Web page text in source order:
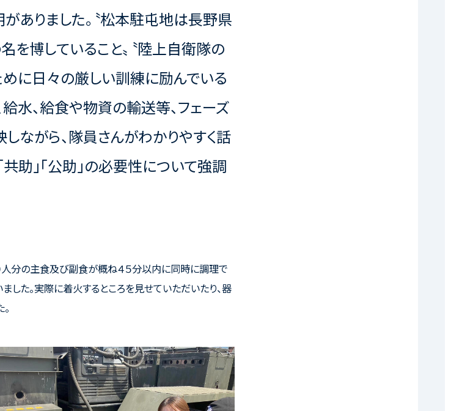
ありました。〝松本駐屯地は長野県
博していること〟〝陸上自衛隊の
に日々の厳しい訓練に励んでいる
給水、給食や物資の輸送等、フェーズ
ながら、隊員さんがわかりやすく話
共助」「公助」の必要性について強調
分の主食及び副食が概ね４５分以内に同時に調理で
た。実際に着火するところを見せていただいたり、器